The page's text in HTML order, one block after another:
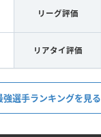
リーグ評価
リアタイ評価
選手ランキングを見る